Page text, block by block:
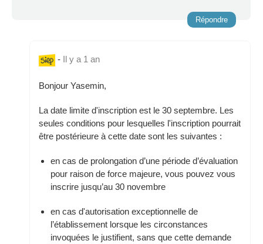
Répondre
- Il y a 1 an
Bonjour Yasemin,
La date limite d'inscription est le 30 septembre. Les
seules conditions pour lesquelles l'inscription pourrait
être postérieure à cette date sont les suivantes :
en cas de prolongation d’une période d’évaluation
pour raison de force majeure, vous pouvez vous
inscrire jusqu’au 30 novembre
en cas d'autorisation exceptionnelle de
l’établissement lorsque les circonstances
invoquées le justifient, sans que cette demande